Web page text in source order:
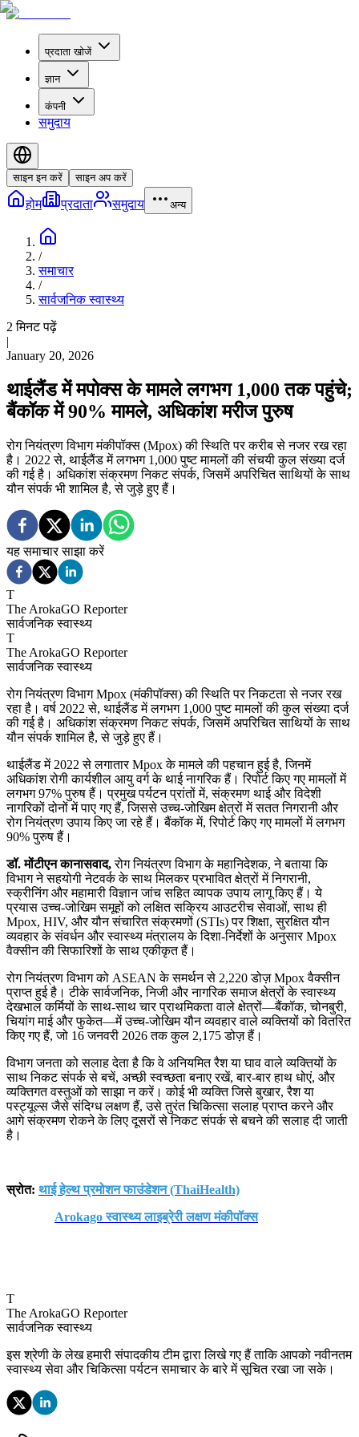
प्रदाता खोजें
ज्ञान
कंपनी
समुदाय
साइन इन करें साइन अप करें
होम प्रदाता समुदाय अन्य
/
समाचार
/
सार्वजनिक स्वास्थ्य
2 मिनट पढ़ें
|
January 20, 2026
थाईलैंड में मपोक्स के मामले लगभग 1,000 तक पहुंचे;
बैंकॉक में 90% मामले, अधिकांश मरीज पुरुष
रोग नियंत्रण विभाग मंकीपॉक्स (Mpox) की स्थिति पर करीब से नजर रख रहा
है। 2022 से, थाईलैंड में लगभग 1,000 पुष्ट मामलों की संचयी कुल संख्या दर्ज
की गई है। अधिकांश संक्रमण निकट संपर्क, जिसमें अपरिचित साथियों के साथ
यौन संपर्क भी शामिल है, से जुड़े हुए हैं।
यह समाचार साझा करें
T
The ArokaGO Reporter
सार्वजनिक स्वास्थ्य
T
The ArokaGO Reporter
सार्वजनिक स्वास्थ्य
रोग नियंत्रण विभाग Mpox (मंकीपॉक्स) की स्थिति पर निकटता से नजर रख
रहा है। वर्ष 2022 से, थाईलैंड में लगभग 1,000 पुष्ट मामलों की कुल संख्या दर्ज
की गई है। अधिकांश संक्रमण निकट संपर्क, जिसमें अपरिचित साथियों के साथ
यौन संपर्क शामिल है, से जुड़े हुए हैं।
थाईलैंड में 2022 से लगातार Mpox के मामले की पहचान हुई है, जिनमें
अधिकांश रोगी कार्यशील आयु वर्ग के थाई नागरिक हैं। रिपोर्ट किए गए मामलों में
लगभग 97% पुरुष हैं। प्रमुख पर्यटन प्रांतों में, संक्रमण थाई और विदेशी
नागरिकों दोनों में पाए गए हैं, जिससे उच्च-जोखिम क्षेत्रों में सतत निगरानी और
रोग नियंत्रण उपाय किए जा रहे हैं। बैंकॉक में, रिपोर्ट किए गए मामलों में लगभग
90% पुरुष हैं।
डॉ. मोंटीएन कानासवाद,रोग नियंत्रण विभाग के महानिदेशक, ने बताया कि
विभाग ने सहयोगी नेटवर्क के साथ मिलकर प्रभावित क्षेत्रों में निगरानी,
स्क्रीनिंग और महामारी विज्ञान जांच सहित व्यापक उपाय लागू किए हैं। ये
प्रयास उच्च-जोखिम समूहों को लक्षित सक्रिय आउटरीच सेवाओं, साथ ही
Mpox, HIV, और यौन संचारित संक्रमणों (STIs) पर शिक्षा, सुरक्षित यौन
व्यवहार के संवर्धन और स्वास्थ्य मंत्रालय के दिशा-निर्देशों के अनुसार Mpox
वैक्सीन की सिफारिशों के साथ एकीकृत हैं।
रोग नियंत्रण विभाग को ASEAN के समर्थन से 2,220 डोज़ Mpox वैक्सीन
प्राप्त हुई है। टीके सार्वजनिक, निजी और नागरिक समाज क्षेत्रों के स्वास्थ्य
देखभाल कर्मियों के साथ-साथ चार प्राथमिकता वाले क्षेत्रों—बैंकॉक, चोनबुरी,
चियांग माई और फुकेत—में उच्च-जोखिम यौन व्यवहार वाले व्यक्तियों को वितरित
किए गए हैं, जो 16 जनवरी 2026 तक कुल 2,175 डोज़ हैं।
विभाग जनता को सलाह देता है कि वे अनियमित रैश या घाव वाले व्यक्तियों के
साथ निकट संपर्क से बचें, अच्छी स्वच्छता बनाए रखें, बार-बार हाथ धोएं, और
व्यक्तिगत वस्तुओं को साझा न करें। कोई भी व्यक्ति जिसे बुखार, रैश या
पस्ट्यूल्स जैसे संदिग्ध लक्षण हैं, उसे तुरंत चिकित्सा सलाह प्राप्त करने और
आगे संक्रमण रोकने के लिए दूसरों से निकट संपर्क से बचने की सलाह दी जाती
है।
स्रोत: थाई हेल्थ प्रमोशन फाउंडेशन (ThaiHealth)
Arokago स्वास्थ्य लाइब्रेरी लक्षण मंकीपॉक्स
T
The ArokaGO Reporter
सार्वजनिक स्वास्थ्य
इस श्रेणी के लेख हमारी संपादकीय टीम द्वारा लिखे गए हैं ताकि आपको नवीनतम
स्वास्थ्य सेवा और चिकित्सा पर्यटन समाचार के बारे में सूचित रखा जा सके।